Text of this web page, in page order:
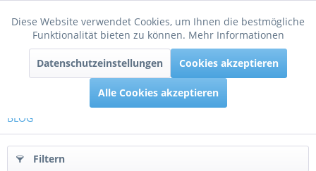
Menü
BLOG
Filtern
Funktionale Aktiv
Tracking Inaktiv
Diese Website verwendet Cookies, um Ihnen die bestmögliche
Funktionalität bieten zu können. Mehr Informationen
Datenschutzeinstellungen Cookies akzeptieren
Alle Cookies akzeptieren